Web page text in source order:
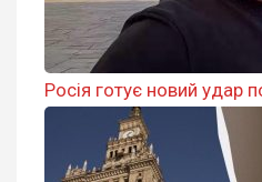
Росія готує новий удар